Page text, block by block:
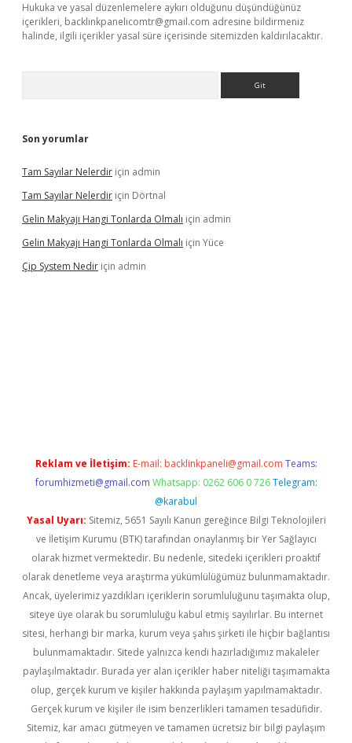
Hukuka ve yasal düzenlemelere aykırı olduğunu düşündüğünüz
içerikleri, backlinkpanelicomtr@gmail.com adresine bildirmeniz
halinde, ilgili içerikler yasal süre içerisinde sitemizden kaldırılacaktır.
Son yorumlar
Tam Sayılar Nelerdir için admin
Tam Sayılar Nelerdir için Dörtnal
Gelin Makyajı Hangi Tonlarda Olmalı için admin
Gelin Makyajı Hangi Tonlarda Olmalı için Yüce
Çip System Nedir için admin
Reklam ve İletişim: E-mail: backlinkpaneli@gmail.com Teams:
forumhizmeti@gmail.com Whatsapp: 0262 606 0 726 Telegram:
@karabul
Yasal Uyarı: Sitemiz, 5651 Sayılı Kanun gereğince Bilgi Teknolojileri
ve İletişim Kurumu (BTK) tarafından onaylanmış bir Yer Sağlayıcı
olarak hizmet vermektedir. Bu nedenle, sitedeki içerikleri proaktif
olarak denetleme veya araştırma yükümlülüğümüz bulunmamaktadır.
Ancak, üyelerimiz yazdıkları içeriklerin sorumluluğunu taşımakta olup,
siteye üye olarak bu sorumluluğu kabul etmiş sayılırlar. Bu internet
sitesi, herhangi bir marka, kurum veya şahıs şirketi ile hiçbir bağlantısı
bulunmamaktadır. Sitede yalnızca kendi hazırladığımız makaleler
paylaşılmaktadır. Burada yer alan içerikler haber niteliği taşımamakta
olup, gerçek kurum ve kişiler hakkında paylaşım yapılmamaktadır.
Gerçek kurum ve kişiler ile isim benzerlikleri tamamen tesadüfidir.
Sitemiz, kar amacı gütmeyen ve tamamen ücretsiz bir bilgi paylaşım